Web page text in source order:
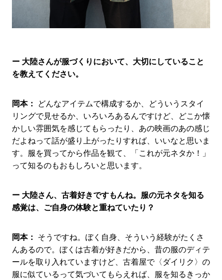
ー 大陸さんが服づくりにおいて、大切にしていること
を教えてください。
岡本：
どんなアイテムで構成するか、どういうスタイ
リングで見せるか、いろいろあるんですけど、どこか懐
かしい雰囲気を感じてもらったり、あの映画のあの感じ
だよねって話が盛り上がったりすれば、いいなと思いま
す。服を買ってから作品を観て、「これが元ネタか！」
って知るのもおもしろいと思います。
ー 大陸さん、古着好きですもんね。服の元ネタを知る
感覚は、ご自身の体験と重ねていたり？
岡本： そうですね。ぼく自身、そういう経験がたくさ
んあるので。ぼくは古着が好きだから、昔の服のディテ
ールを取り入れていますけど、古着屋で〈ダイリク〉の
服に似ているって気づいてもらえれば、服を知るきっか